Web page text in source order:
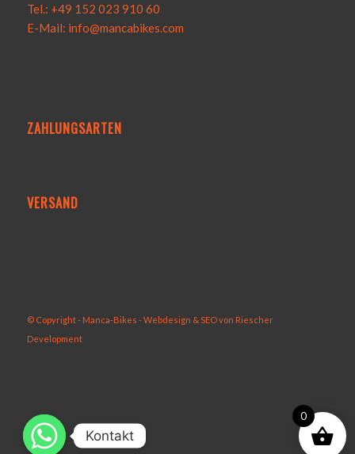
Tel.: +49 152 023 910 60
E-Mail: info@mancabikes.com
ZAHLUNGSARTEN
VERSAND
© Copyright - Manca-Bikes -Webdesign & SEO von Riescher
Development
0
Kontakt